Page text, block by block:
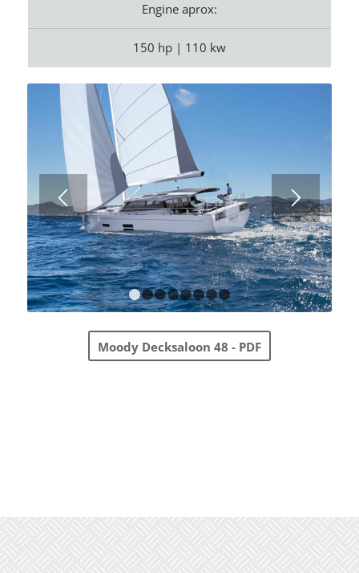
Engine aprox:
150 hp | 110 kw
1 2 3 4 5 6 7 8
Moody Decksaloon 48 - PDF